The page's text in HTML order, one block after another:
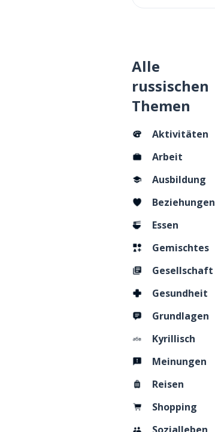
Alle
russischen
Themen
Aktivitäten
Arbeit
Ausbildung
Beziehungen
Essen
Gemischtes
Gesellschaft
Gesundheit
Grundlagen
Kyrillisch
Meinungen
Reisen
Shopping